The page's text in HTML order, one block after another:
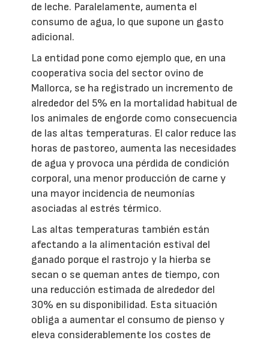
de leche. Paralelamente, aumenta el
consumo de agua, lo que supone un gasto
adicional.
La entidad pone como ejemplo que, en una
cooperativa socia del sector ovino de
Mallorca, se ha registrado un incremento de
alrededor del 5% en la mortalidad habitual de
los animales de engorde como consecuencia
de las altas temperaturas. El calor reduce las
horas de pastoreo, aumenta las necesidades
de agua y provoca una pérdida de condición
corporal, una menor producción de carne y
una mayor incidencia de neumonías
asociadas al estrés térmico.
Las altas temperaturas también están
afectando a la alimentación estival del
ganado porque el rastrojo y la hierba se
secan o se queman antes de tiempo, con
una reducción estimada de alrededor del
30% en su disponibilidad. Esta situación
obliga a aumentar el consumo de pienso y
eleva considerablemente los costes de